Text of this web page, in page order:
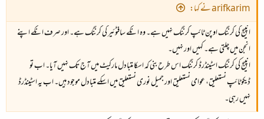
arifkarim نے کہا:
انپیج کی کرننگ اوپن ٹائپ کرننگ نہیں ہے۔ وہ انکے سافٹوئیر کی کرننگ ہے۔ اور صرف انکے اپنے
انجن میں چلتی ہے۔ کہیں اور نہیں۔
انپیج کی کرننگ اسٹینڈرڈ کرننگ اس طرح بنی کہ اسکا متبادل مارکیٹ میں آج تک نہیں آیا۔ اب تو
ڈیکوٹائپ نستعلیق، عوامی نستعلیق اور جمیل نوری نستعلیق میں اسکے متبادل موجود ہیں۔ اب یہ اسٹینڈرڈ
نہیں رہی۔